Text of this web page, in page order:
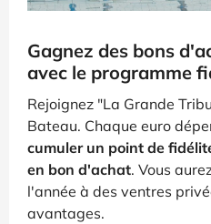
Gagnez des bons
avec le programme
Rejoignez "La Grande
Bateau. Chaque euro
cumuler un point de
en bon d'achat. Vous
l'année à des ventres
avantages.